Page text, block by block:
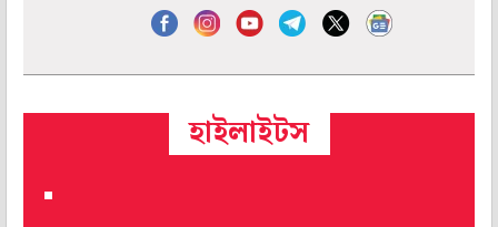
হাইলাইটস